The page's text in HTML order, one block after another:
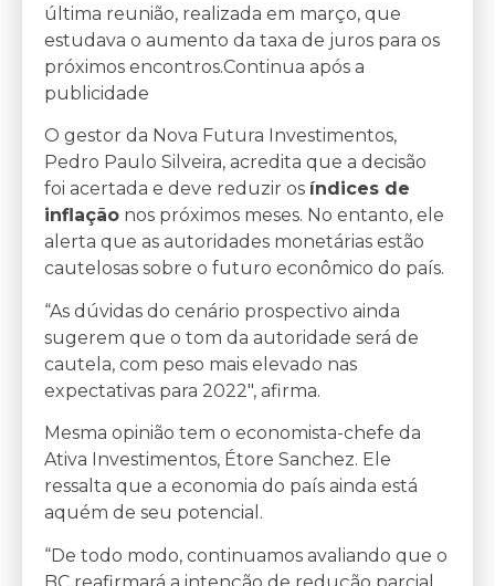
última reunião, realizada em março, que
estudava o aumento da taxa de juros para os
próximos encontros.Continua após a
publicidade
O gestor da Nova Futura Investimentos,
Pedro Paulo Silveira, acredita que a decisão
foi acertada e deve reduzir os índices de
inflação nos próximos meses. No entanto, ele
alerta que as autoridades monetárias estão
cautelosas sobre o futuro econômico do país.
“As dúvidas do cenário prospectivo ainda
sugerem que o tom da autoridade será de
cautela, com peso mais elevado nas
expectativas para 2022″, afirma.
Mesma opinião tem o economista-chefe da
Ativa Investimentos, Étore Sanchez. Ele
ressalta que a economia do país ainda está
aquém de seu potencial.
“De todo modo, continuamos avaliando que o
BC reafirmará a intenção de redução parcial